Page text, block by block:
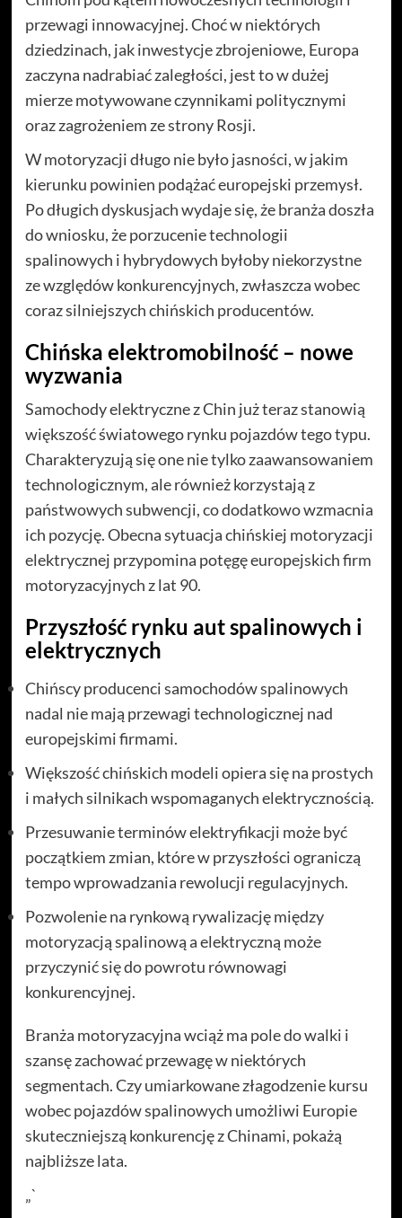
przewagi innowacyjnej. Choć w niektórych
dziedzinach, jak inwestycje zbrojeniowe, Europa
zaczyna nadrabiać zaległości, jest to w dużej
mierze motywowane czynnikami politycznymi
oraz zagrożeniem ze strony Rosji.
W motoryzacji długo nie było jasności, w jakim
kierunku powinien podążać europejski przemysł.
Po długich dyskusjach wydaje się, że branża doszła
do wniosku, że porzucenie technologii
spalinowych i hybrydowych byłoby niekorzystne
ze względów konkurencyjnych, zwłaszcza wobec
coraz silniejszych chińskich producentów.
Chińska elektromobilność – nowe
wyzwania
Samochody elektryczne z Chin już teraz stanowią
większość światowego rynku pojazdów tego typu.
Charakteryzują się one nie tylko zaawansowaniem
technologicznym, ale również korzystają z
państwowych subwencji, co dodatkowo wzmacnia
ich pozycję. Obecna sytuacja chińskiej motoryzacji
elektrycznej przypomina potęgę europejskich firm
motoryzacyjnych z lat 90.
Przyszłość rynku aut spalinowych i
elektrycznych
Chińscy producenci samochodów spalinowych
nadal nie mają przewagi technologicznej nad
europejskimi firmami.
Większość chińskich modeli opiera się na prostych
i małych silnikach wspomaganych elektrycznością.
Przesuwanie terminów elektryfikacji może być
początkiem zmian, które w przyszłości ograniczą
tempo wprowadzania rewolucji regulacyjnych.
Pozwolenie na rynkową rywalizację między
motoryzacją spalinową a elektryczną może
przyczynić się do powrotu równowagi
konkurencyjnej.
Branża motoryzacyjna wciąż ma pole do walki i
szansę zachować przewagę w niektórych
segmentach. Czy umiarkowane złagodzenie kursu
wobec pojazdów spalinowych umożliwi Europie
skuteczniejszą konkurencję z Chinami, pokażą
najbliższe lata.
„`